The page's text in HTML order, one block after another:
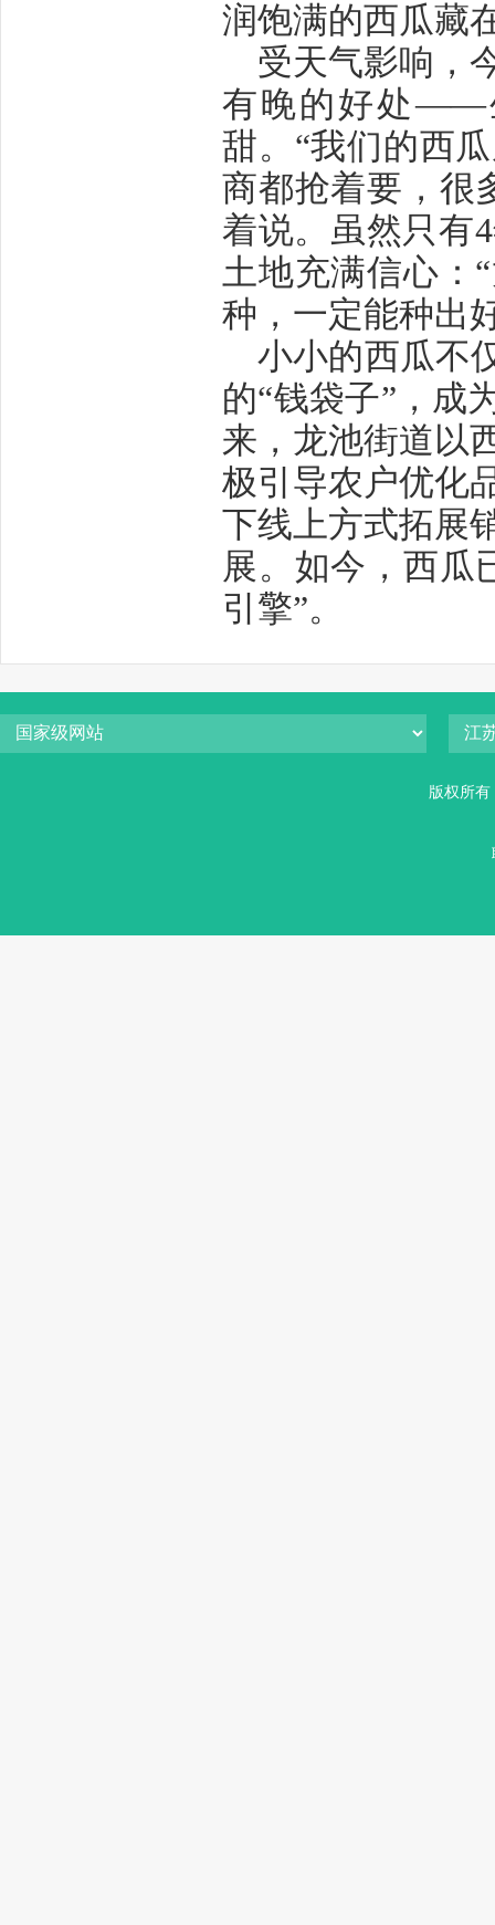
润饱满的西瓜藏
受天气影响，
有晚的好处——
甜。 “我们的西
商都抢着要，很
着说。虽然只有4
土地充满信心： “
种，一定能种出
小小的西瓜不
的“钱袋子” ，成
来，龙池街道以
极引导农户优化
下线上方式拓展
展。如今，西瓜
引擎”。
版权所